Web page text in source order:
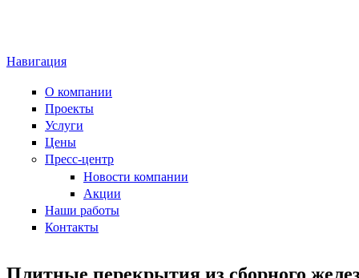
Навигация
О компании
Проекты
Услуги
Цены
Пресс-центр
Новости компании
Акции
Наши работы
Контакты